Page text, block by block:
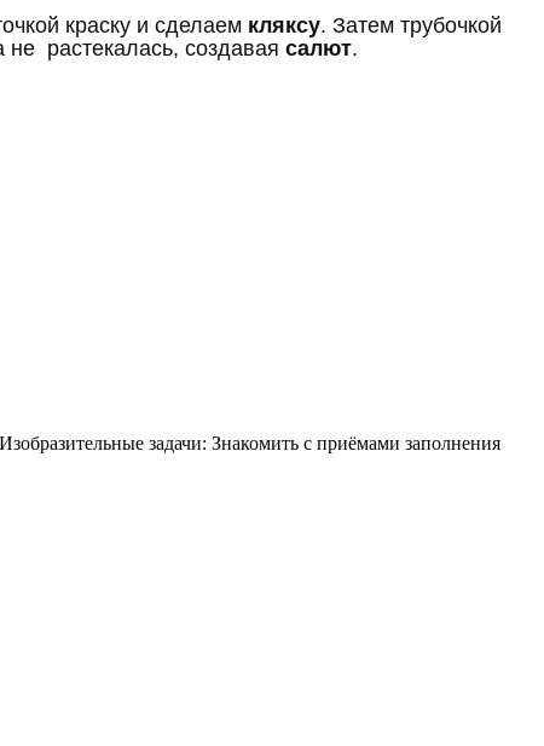
краску и сделаем кляксу. Затем трубочкой
не растекалась, создавая салют.
задачи: Знакомить с приёмами заполнения